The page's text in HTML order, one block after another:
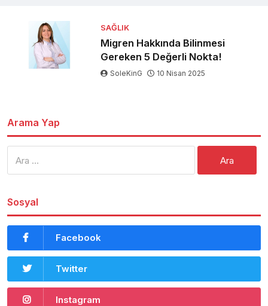
SAĞLIK
Migren Hakkında Bilinmesi
Gereken 5 Değerli Nokta!
SoleKinG 10 Nisan 2025
Arama Yap
Sosyal
Facebook
Twitter
Instagram